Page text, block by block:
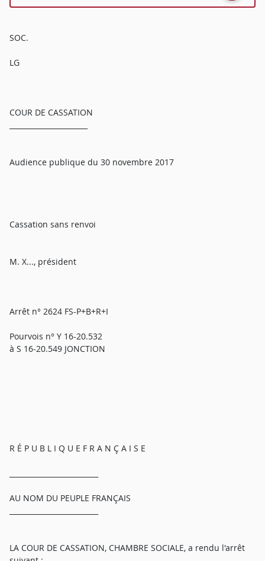
SOC.
LG
COUR DE CASSATION
Audience publique du 30 novembre 2017
Cassation sans renvoi
M. X..., président
Arrêt n° 2624 FS-P+B+R+I
Pourvois n° Y 16-20.532
à S 16-20.549 JONCTION
R É P U B L I Q U E F R A N Ç A I S E
AU NOM DU PEUPLE FRANÇAIS
LA COUR DE CASSATION, CHAMBRE SOCIALE, a rendu l'arrêt